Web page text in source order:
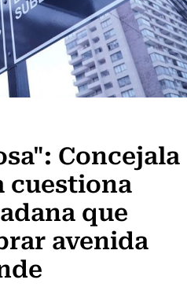
Concejala
cuestiona
que
avenida